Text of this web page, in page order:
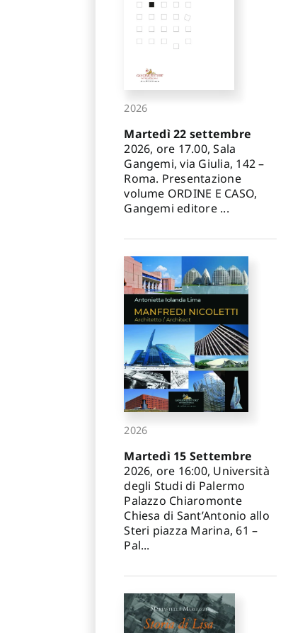
2026
Martedì 22 settembre
2026, ore 17.00, Sala
Gangemi, via Giulia, 142 –
Roma. Presentazione
volume ORDINE E CASO,
Gangemi editore ...
2026
Martedì 15 Settembre
2026, ore 16:00, Università
degli Studi di Palermo
Palazzo Chiaromonte
Chiesa di Sant’Antonio allo
Steri piazza Marina, 61 –
Pal...